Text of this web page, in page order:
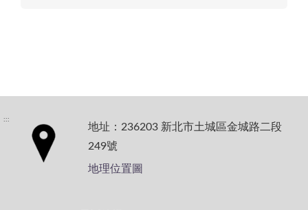
:::
地址：236203 新北市土城區金城路二段
249號
地理位置圖